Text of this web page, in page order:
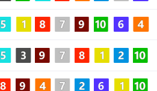
冠亚和路珠 冠亚和走势